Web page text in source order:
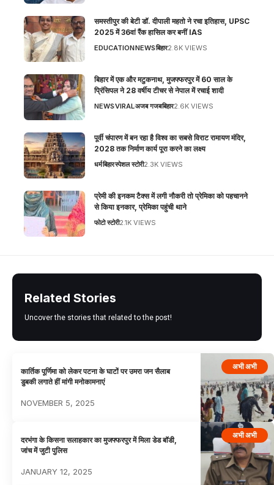
समस्तीपुर की बेटी डॉ. दीपाली महतो ने रचा इतिहास, UPSC
2025 में 36वां रैंक हासिल कर बनीं IAS
EDUCATIONNEWSबिहार2.8K VIEWS
बिहार में एक और मटुकनाथ, मुजफ्फरपुर में 60 साल के
प्रिंसिपल ने 28 वर्षीय टीचर से नेपाल में रचाई शादी
NEWSVIRALअजब गजबबिहार2.6K VIEWS
पूर्वी चंपारण में बन रहा है विश्व का सबसे विराट रामायण मंदिर,
2028 तक निर्माण कार्य पूरा करने का लक्ष्य
धर्मबिहारस्पेशल स्टोरी2.3K VIEWS
प्रेमी की इनकम टैक्स में लगी नौकरी तो प्रेमिका को पहचानने
से किया इनकार, प्रेमिका पहुंची थाने
फोटो स्टोरी2.1K VIEWS
Related Stories
Uncover the stories that related to the post!
अभी अभी
कार्तिक पूर्णिमा को लेकर पटना के घाटों पर उमरा जन सैलाब
डुबकी लगाते हीं मांगी मनोकामनाएं
NOVEMBER 5, 2025
अभी अभी
दरभंगा के किसना सलाहकार का मुजफ्फरपुर में मिला डेड बॉडी,
जांच में जुटी पुलिस
JANUARY 12, 2025